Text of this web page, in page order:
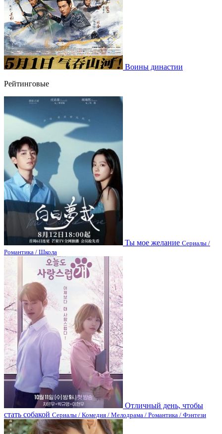
Воины династии
Рейтинговые
Ты мое желание Сериалы /
Романтика / Школа
Отличный день, чтобы
стать собакой Сериалы / Комедия / Мелодрама / Романтика / Фэнтези